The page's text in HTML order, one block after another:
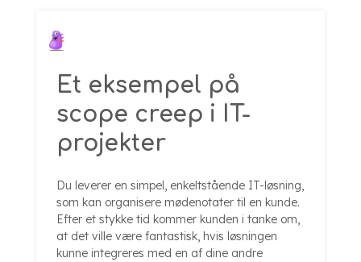
Et eksempel på
scope creep i IT-
projekter
Du leverer en simpel, enkeltstående IT-løsning,
som kan organisere mødenotater til en kunde.
Efter et stykke tid kommer kunden i tanke om,
at det ville være fantastisk, hvis løsningen
kunne integreres med en af dine andre